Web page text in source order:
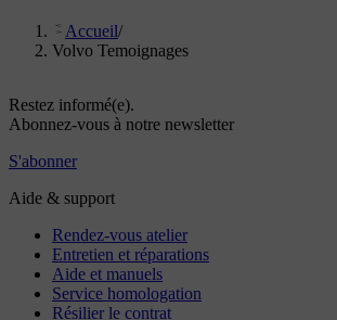
Accueil/
Volvo Temoignages